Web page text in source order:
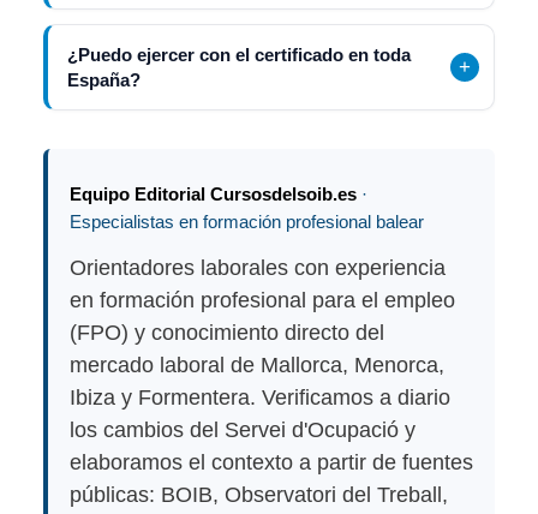
¿Puedo ejercer con el certificado en toda
España?
Equipo Editorial Cursosdelsoib.es·
Especialistas en formación profesional balear
Orientadores laborales con experiencia
en formación profesional para el empleo
(FPO) y conocimiento directo del
mercado laboral de Mallorca, Menorca,
Ibiza y Formentera. Verificamos a diario
los cambios del Servei d'Ocupació y
elaboramos el contexto a partir de fuentes
públicas: BOIB, Observatori del Treball,